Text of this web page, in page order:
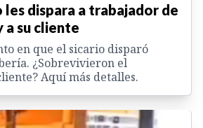
dispara a trabajador de
a su cliente
en que el sicario disparó
¿Sobrevivieron el
Aquí más detalles.